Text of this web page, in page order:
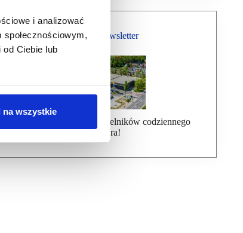
i analizować
Ciebie lub
na wszystkie
Bezpłatny Newsletter
Dołącz do ponad 7000 czytelników codziennego
newslettera!